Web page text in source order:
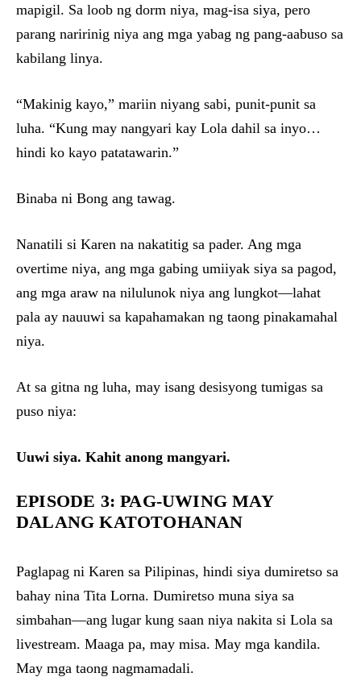
mapigil. Sa loob ng dorm niya, mag-isa siya, pero
parang naririnig niya ang mga yabag ng pang-aabuso sa
kabilang linya.
“Makinig kayo,” mariin niyang sabi, punit-punit sa
luha. “Kung may nangyari kay Lola dahil sa inyo…
hindi ko kayo patatawarin.”
Binaba ni Bong ang tawag.
Nanatili si Karen na nakatitig sa pader. Ang mga
overtime niya, ang mga gabing umiiyak siya sa pagod,
ang mga araw na nilulunok niya ang lungkot—lahat
pala ay nauuwi sa kapahamakan ng taong pinakamahal
niya.
At sa gitna ng luha, may isang desisyong tumigas sa
puso niya:
Uuwi siya. Kahit anong mangyari.
EPISODE 3: PAG-UWING MAY
DALANG KATOTOHANAN
Paglapag ni Karen sa Pilipinas, hindi siya dumiretso sa
bahay nina Tita Lorna. Dumiretso muna siya sa
simbahan—ang lugar kung saan niya nakita si Lola sa
livestream. Maaga pa, may misa. May mga kandila.
May mga taong nagmamadali.